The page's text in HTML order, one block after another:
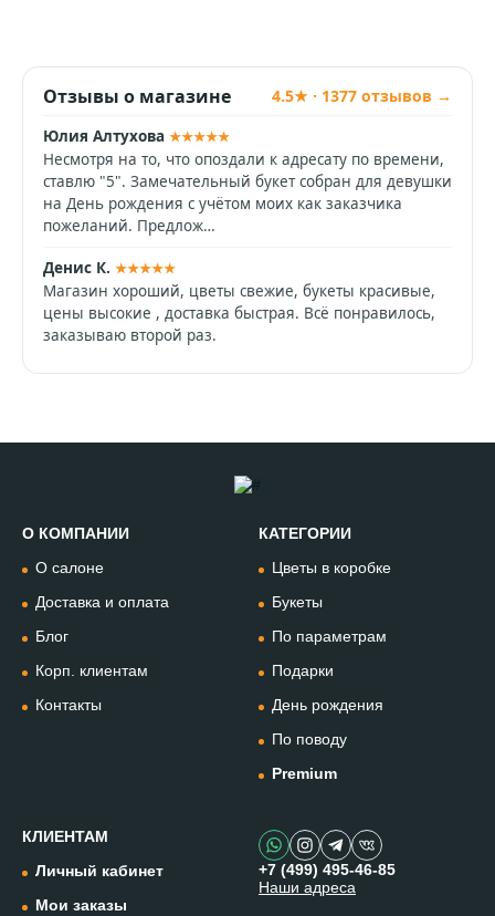
Отзывы о магазине 4.5★ · 1377 отзывов →
Юлия Алтухова ★★★★★
Несмотря на то, что опоздали к адресату по времени,
ставлю "5". Замечательный букет собран для девушки
на День рождения с учётом моих как заказчика
пожеланий. Предлож…
Денис К. ★★★★★
Магазин хороший, цветы свежие, букеты красивые,
цены высокие , доставка быстрая. Всё понравилось,
заказываю второй раз.
О КОМПАНИИ
О салоне
Доставка и оплата
Блог
Корп. клиентам
Контакты
КАТЕГОРИИ
Цветы в коробке
Букеты
По параметрам
Подарки
День рождения
По поводу
Premium
КЛИЕНТАМ
Личный кабинет
Мои заказы
+7 (499) 495-46-85
Наши адреса
Позвонить
+74994954685
WhatsApp
+79912981236
@omflowersbot
Instagram